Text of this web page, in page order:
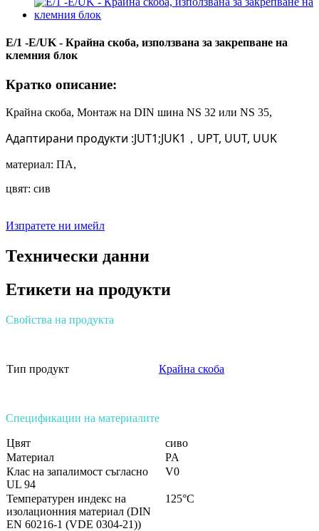
E/1 -E/UK - Крайна скоба, използвана за закрепване на
клемния блок
Кратко описание:
Крайна скоба, Монтаж на DIN шина NS 32 или NS 35,
Адаптирани продукти :JUT1;JUK1 ， UPT, UUT, UUK
материал: ПА,
цвят: сив
Изпратете ни имейл
Технически данни
Етикети на продукти
Свойства на продукта
Тип продукт Крайна скоба
Спецификации на материалите
Цвят
сиво
Материал
PA
Клас на запалимост съгласно
UL 94
V0
Температурен индекс на
изолационния материал (DIN
EN 60216-1 (VDE 0304-21))
125°C